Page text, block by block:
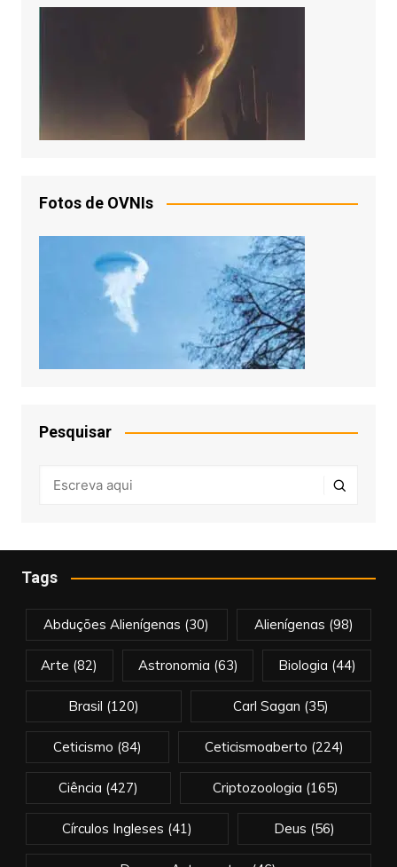
Fotos de OVNIs
Pesquisar
Tags
Abduções Alienígenas (30) Alienígenas (98)
Arte (82) Astronomia (63) Biologia (44)
Brasil (120) Carl Sagan (35)
Ceticismo (84) Ceticismoaberto (224)
Ciência (427) Criptozoologia (165)
Círculos Ingleses (41) Deus (56)